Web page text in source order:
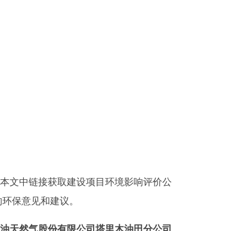
文中链接获取建设项目环境影响评价公
保意见和建议。
天然气股份有限公司塔里木油田分公司